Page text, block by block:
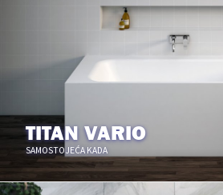
TITAN VARIO
SAMOSTOJEĆA KADA